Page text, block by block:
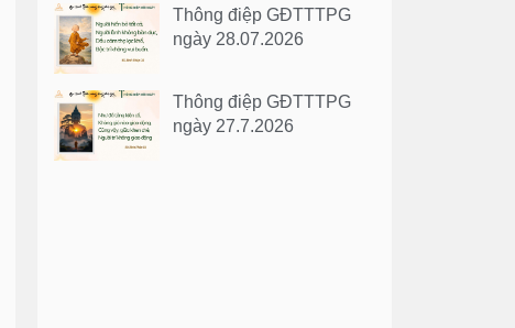
Thông điệp GĐTTTPG
ngày 28.07.2026
Thông điệp GĐTTTPG
ngày 27.7.2026